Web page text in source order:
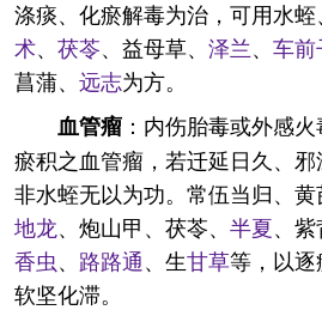
涤痰、化瘀解毒为治，可用水蛭
术、 茯苓、益母草、 泽兰、 车前
菖蒲、 远志为方。
血管瘤 ：内伤胎毒或外感
瘀积之血管瘤，若迁延日久、邪
非水蛭无以为功。常伍当归、黄
地龙、炮山甲、茯苓、 半夏、紫
香虫、 路路通、生甘草等，以逐
软坚化滞。